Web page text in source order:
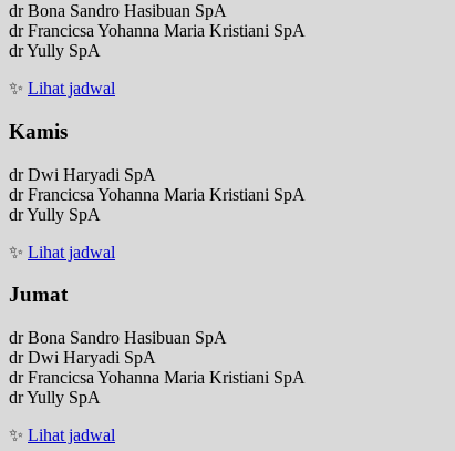
dr Bona Sandro Hasibuan SpA
dr Francicsa Yohanna Maria Kristiani SpA
dr Yully SpA
✨ Lihat jadwal
Kamis
dr Dwi Haryadi SpA
dr Francicsa Yohanna Maria Kristiani SpA
dr Yully SpA
✨ Lihat jadwal
Jumat
dr Bona Sandro Hasibuan SpA
dr Dwi Haryadi SpA
dr Francicsa Yohanna Maria Kristiani SpA
dr Yully SpA
✨ Lihat jadwal